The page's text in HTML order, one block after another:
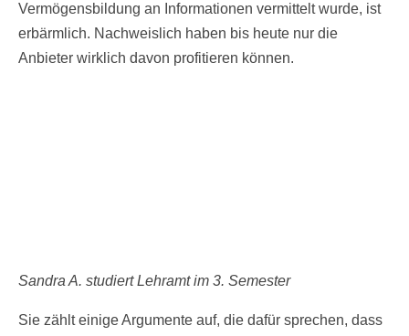
Vermögensbildung an Informationen vermittelt wurde, ist
erbärmlich. Nachweislich haben bis heute nur die
Anbieter wirklich davon profitieren können.
Sandra A. studiert Lehramt im 3. Semester
Sie zählt einige Argumente auf, die dafür sprechen, dass